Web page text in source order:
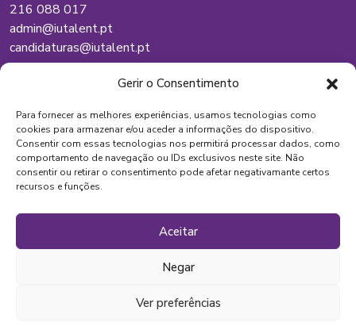
Gerir o Consentimento
Para fornecer as melhores experiências, usamos tecnologias como
cookies para armazenar e/ou aceder a informações do dispositivo.
Consentir com essas tecnologias nos permitirá processar dados, como
comportamento de navegação ou IDs exclusivos neste site. Não
consentir ou retirar o consentimento pode afetar negativamante certos
recursos e funções.
Aceitar
Negar
Ver preferências
216 088 017
admin@iutalent.pt
candidaturas@iutalent.pt
Lisboa
Vila Nova de Famalicão
Santa Maria da Feira
Desenvolvido por Wincode